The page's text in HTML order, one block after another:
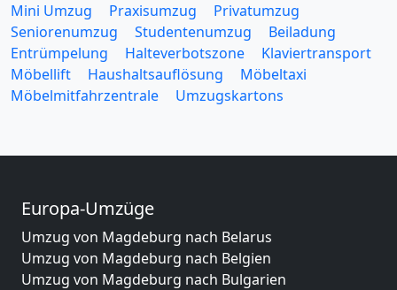
Mini Umzug
Praxisumzug
Privatumzug
Seniorenumzug
Studentenumzug
Beiladung
Entrümpelung
Halteverbotszone
Klaviertransport
Möbellift
Haushaltsauflösung
Möbeltaxi
Möbelmitfahrzentrale
Umzugskartons
Europa-Umzüge
Umzug von Magdeburg nach Belarus
Umzug von Magdeburg nach Belgien
Umzug von Magdeburg nach Bulgarien